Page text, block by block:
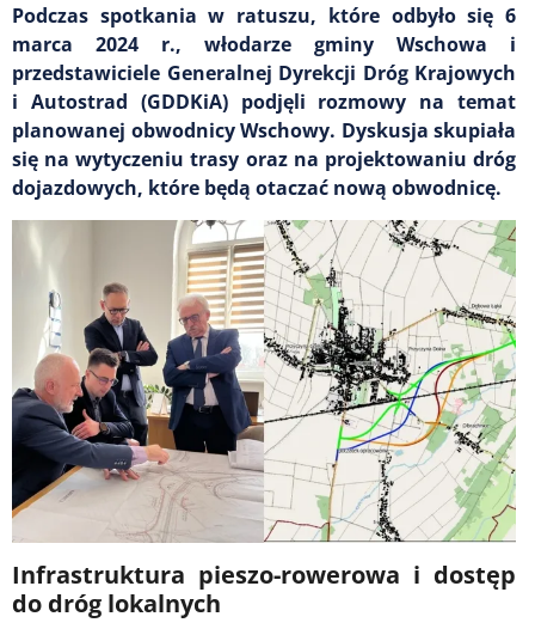
Podczas spotkania w ratuszu, które odbyło się 6
marca 2024 r., włodarze gminy Wschowa i
przedstawiciele Generalnej Dyrekcji Dróg Krajowych
i Autostrad (GDDKiA) podjęli rozmowy na temat
planowanej obwodnicy Wschowy. Dyskusja skupiała
się na wytyczeniu trasy oraz na projektowaniu dróg
dojazdowych, które będą otaczać nową obwodnicę.
Infrastruktura pieszo-rowerowa i dostęp
do dróg lokalnych